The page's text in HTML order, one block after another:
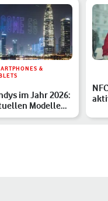
&
im Jahr 2026:
Modelle
Apple …